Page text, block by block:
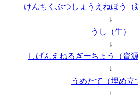
けんちくぶつしょうえねほう（
↓
うし（牛）
↓
しげんえねるぎーちょう（資
↓
うめたて（埋め立